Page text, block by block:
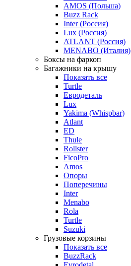
AMOS (Польша)
Buzz Rack
Inter (Россия)
Lux (Россия)
ATLANT (Россия)
MENABO (Италия)
Боксы на фаркоп
Багажники на крышу
Показать все
Turtle
Евродеталь
Lux
Yakima (Whispbar)
Atlant
ED
Thule
Rollster
FicoPro
Amos
Опоры
Поперечины
Inter
Menabo
Rola
Turtle
Suzuki
Грузовые корзины
Показать все
BuzzRack